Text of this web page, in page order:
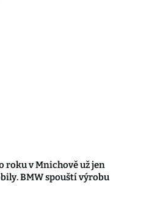
roku v Mnichově už jen
BMW spouští výrobu